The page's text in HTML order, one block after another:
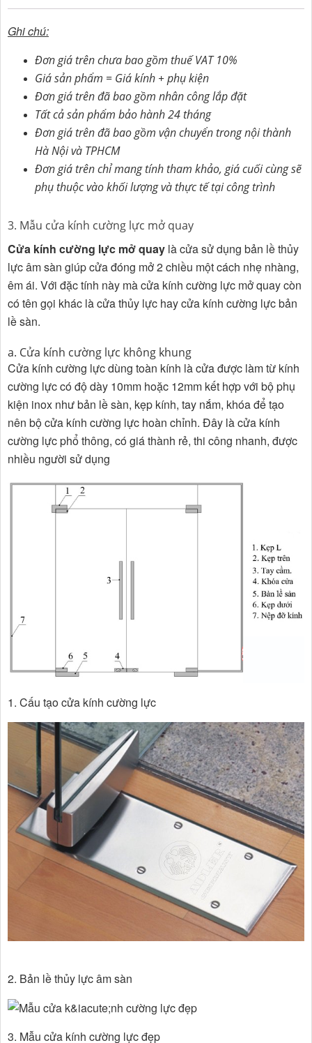
Ghi chú:
Đơn giá trên chưa bao gồm thuế VAT 10%
Giá sản phẩm = Giá kính + phụ kiện
Đơn giá trên đã bao gồm nhân công lắp đặt
Tất cả sản phẩm bảo hành 24 tháng
Đơn giá trên đã bao gồm vận chuyển trong nội thành
Hà Nộivà TPHCM
Đơn giá trên chỉ mang tính tham khảo, giá cuối cùng sẽ
phụ thuộc vào khối lượng và thực tế tại công trình
3. Mẫu cửa kính cường lực mở quay
Cửa kính cường lực mở quay là cửa sử dụng bản lề thủy
lực âm sàn giúp cửa đóng mở 2 chiều một cách nhẹ nhàng,
êm ái. Với đặc tính này mà cửa kính cường lực mở quay còn
có tên gọi khác là cửa thủy lực hay cửa kính cường lực bản
lề sàn.
a. Cửa kính cường lực không khung
Cửa kính cường lực dùng toàn kính là cửa được làm từ kính
cường lực có độ dày 10mm hoặc 12mm kết hợp với bộ phụ
kiện inox như bản lề sàn, kẹp kính, tay nắm, khóa để tạo
nên bộ cửa kính cường lực hoàn chỉnh. Đây là cửa kính
cường lực phổ thông, có giá thành rẻ, thi công nhanh, được
nhiều người sử dụng
1. Cấu tạo cửa kính cường lực
2. Bản lề thủy lực âm sàn
3. Mẫu cửa kính cường lực đẹp